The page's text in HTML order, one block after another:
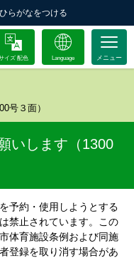
ひらがなをつける
イズ 配色 Language
号３面）
いします（1300
予約・使用しようとする
禁止されています。この
体育施設条例および同施
登録を取り消す場合があ